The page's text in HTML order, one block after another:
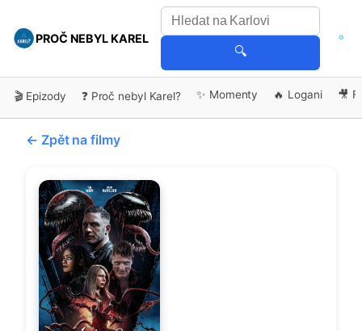
PROČ NEBYL KAREL
🔍
🎬 Epizody ❓ Proč nebyl Karel? ✨ Momenty 🔥 Logani 🎥
← Zpět na filmy